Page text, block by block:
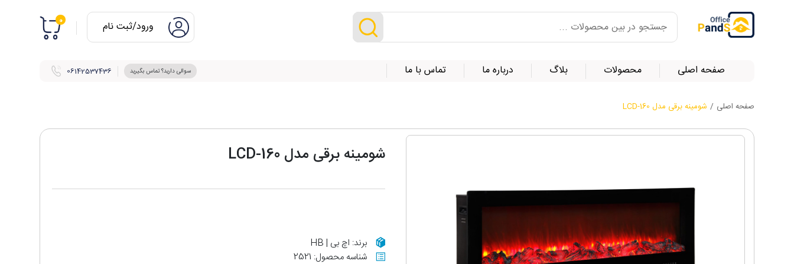
0 ورود/ثبت نام
صفحه اصلی محصولات بلاگ درباره ما تماس با ما 06142537436 سوالی دارید؟ تماس بگیرید
صفحه اصلی / شومینه برقی مدل LCD-160
شومینه برقی مدل LCD-160
برند: اچ بی | HB
شناسه محصول: 2521